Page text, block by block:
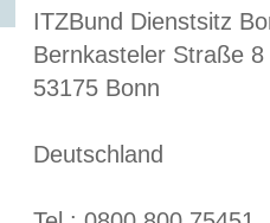
ITZBund Dienstsitz
Bernkasteler Straße 8
53175 Bonn
Deutschland